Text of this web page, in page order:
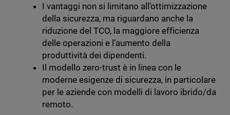
I vantaggi non si limitano all’ottimizzazione
della sicurezza, ma riguardano anche la
riduzione del TCO, la maggiore efficienza
delle operazioni e l’aumento della
produttività dei dipendenti.
Il modello zero-trust è in linea con le
moderne esigenze di sicurezza, in particolare
per le aziende con modelli di lavoro ibrido/da
remoto.